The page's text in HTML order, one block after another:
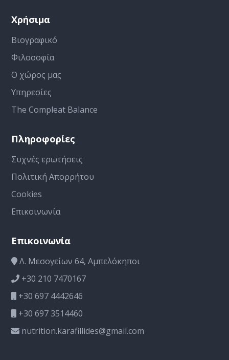
Χρήσιμα
Βιογραφικό
Φιλοσοφία
Ο χώρος μας
Υπηρεσίες
The Compleat Balance
Πληροφορίες
Συχνές ερωτήσεις
Πολιτική Απορρήτου
Cookies
Επικοινωνία
Επικοινωνία
Λ. Μεσογείων 64, Αμπελόκηποι
+30 210 7470167
+30 697 4442646
+30 697 3514460
nutrition.karafillides@gmail.com